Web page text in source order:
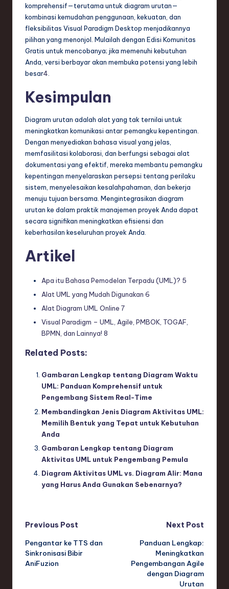
komprehensif—terutama untuk diagram urutan—
kombinasi kemudahan penggunaan, kekuatan, dan
fleksibilitas Visual Paradigm Desktop menjadikannya
pilihan yang menonjol. Mulailah dengan Edisi Komunitas
Gratis untuk mencobanya; jika memenuhi kebutuhan
Anda, versi berbayar akan membuka potensi yang lebih
besar4
Kesimpulan
Diagram urutan adalah alat yang tak ternilai untuk
meningkatkan komunikasi antar pemangku kepentingan.
Dengan menyediakan bahasa visual yang jelas,
memfasilitasi kolaborasi, dan berfungsi sebagai alat
dokumentasi yang efektif, mereka membantu pemangku
kepentingan menyelaraskan persepsi tentang perilaku
sistem, menyelesaikan kesalahpahaman, dan bekerja
menuju tujuan bersama. Mengintegrasikan diagram
urutan ke dalam praktik manajemen proyek Anda dapat
secara signifikan meningkatkan efisiensi dan
keberhasilan keseluruhan proyek Anda.
Artikel
Apa itu Bahasa Pemodelan Terpadu (UML)? 5
Alat UML yang Mudah Digunakan 6
Alat Diagram UML Online 7
Visual Paradigm – UML, Agile, PMBOK, TOGAF,
BPMN, dan Lainnya! 8
Related Posts:
Gambaran Lengkap tentang Diagram Waktu
UML: Panduan Komprehensif untuk
Pengembang Sistem Real-Time
Membandingkan Jenis Diagram Aktivitas UML:
Memilih Bentuk yang Tepat untuk Kebutuhan
Anda
Gambaran Lengkap tentang Diagram
Aktivitas UML untuk Pengembang Pemula
Diagram Aktivitas UML vs. Diagram Alir: Mana
yang Harus Anda Gunakan Sebenarnya?
Post
navigation
Previous Post
Pengantar ke TTS dan
Sinkronisasi Bibir
AniFuzion
Next Post
Panduan Lengkap:
Meningkatkan
Pengembangan Agile
dengan Diagram
Urutan